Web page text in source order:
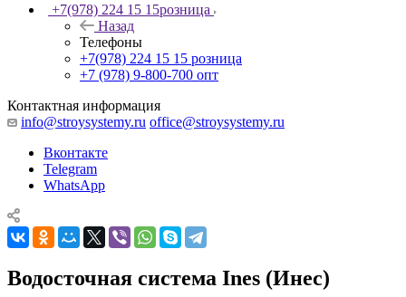
+7(978) 224 15 15розница
Назад
Телефоны
+7(978) 224 15 15 розница
+7 (978) 9-800-700 опт
Контактная информация
info@stroysystemy.ru office@stroysystemy.ru
Вконтакте
Telegram
WhatsApp
Водосточная система Ines (Инес)